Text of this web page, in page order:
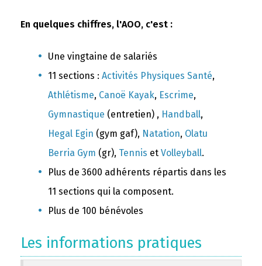
En quelques chiffres, l'AOO, c'est :
Une vingtaine de salariés
11 sections : Activités Physiques Santé,
Athlétisme, Canoë Kayak, Escrime,
Gymnastique (entretien) , Handball,
Hegal Egin (gym gaf), Natation, Olatu
Berria Gym (gr), Tennis et Volleyball.
Plus de 3600 adhérents répartis dans les
11 sections qui la composent.
Plus de 100 bénévoles
Les informations pratiques